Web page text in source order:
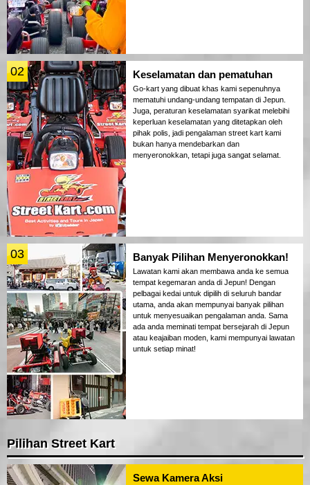
02 Keselamatan dan pematuhan
Go-kart yang dibuat khas kami sepenuhnya
mematuhi undang-undang tempatan di Jepun.
Juga, peraturan keselamatan syarikat melebihi
keperluan keselamatan yang ditetapkan oleh
pihak polis, jadi pengalaman street kart kami
bukan hanya mendebarkan dan
menyeronokkan, tetapi juga sangat selamat.
03 Banyak Pilihan Menyeronokkan!
Lawatan kami akan membawa anda ke semua
tempat kegemaran anda di Jepun! Dengan
pelbagai kedai untuk dipilih di seluruh bandar
utama, anda akan mempunyai banyak pilihan
untuk menyesuaikan pengalaman anda. Sama
ada anda meminati tempat bersejarah di Jepun
atau keajaiban moden, kami mempunyai lawatan
untuk setiap minat!
Pilihan Street Kart
Sewa Kamera Aksi